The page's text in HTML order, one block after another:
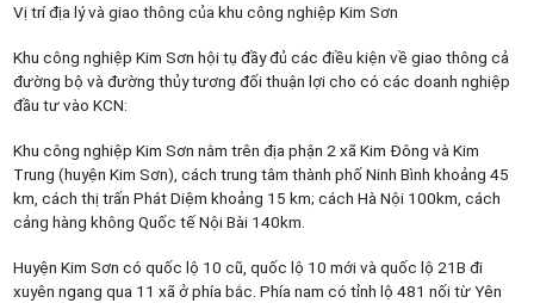
Vị trí địa lý và giao thông của khu công nghiệp Kim Sơn
Khu công nghiệp Kim Sơn hội tụ đầy đủ các điều kiện về giao thông cả
đường bộ và đường thủy tương đối thuận lợi cho có các doanh nghiệp
đầu tư vào KCN:
Khu công nghiệp Kim Sơn nằm trên địa phận 2 xã Kim Đông và Kim
Trung (huyện Kim Sơn), cách trung tâm thành phố Ninh Bình khoảng 45
km, cách thị trấn Phát Diệm khoảng 15 km; cách Hà Nội 100km, cách
cảng hàng không Quốc tế Nội Bài 140km.
Huyện Kim Sơn có quốc lộ 10 cũ, quốc lộ 10 mới và quốc lộ 21B đi
xuyên ngang qua 11 xã ở phía bắc. Phía nam có tỉnh lộ 481 nối từ Yên